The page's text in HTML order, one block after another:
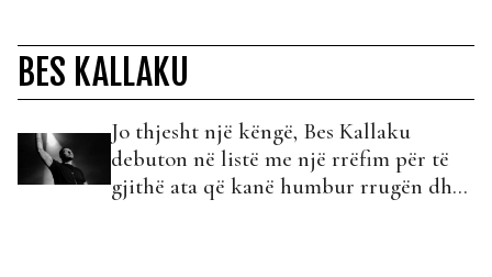
BES KALLAKU
Jo thjesht një këngë, Bes Kallaku
debuton në listë me një rrëfim për të
gjithë ata që kanë humbur rrugën dhe